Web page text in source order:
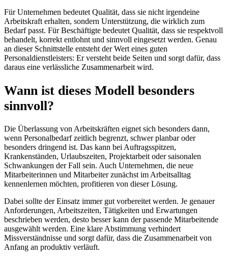
Für Unternehmen bedeutet Qualität, dass sie nicht irgendeine
Arbeitskraft erhalten, sondern Unterstützung, die wirklich zum
Bedarf passt. Für Beschäftigte bedeutet Qualität, dass sie respektvoll
behandelt, korrekt entlohnt und sinnvoll eingesetzt werden. Genau
an dieser Schnittstelle entsteht der Wert eines guten
Personaldienstleisters: Er versteht beide Seiten und sorgt dafür, dass
daraus eine verlässliche Zusammenarbeit wird.
Wann ist dieses Modell besonders
sinnvoll?
Die Überlassung von Arbeitskräften eignet sich besonders dann,
wenn Personalbedarf zeitlich begrenzt, schwer planbar oder
besonders dringend ist. Das kann bei Auftragsspitzen,
Krankenständen, Urlaubszeiten, Projektarbeit oder saisonalen
Schwankungen der Fall sein. Auch Unternehmen, die neue
Mitarbeiterinnen und Mitarbeiter zunächst im Arbeitsalltag
kennenlernen möchten, profitieren von dieser Lösung.
Dabei sollte der Einsatz immer gut vorbereitet werden. Je genauer
Anforderungen, Arbeitszeiten, Tätigkeiten und Erwartungen
beschrieben werden, desto besser kann der passende Mitarbeitende
ausgewählt werden. Eine klare Abstimmung verhindert
Missverständnisse und sorgt dafür, dass die Zusammenarbeit von
Anfang an produktiv verläuft.